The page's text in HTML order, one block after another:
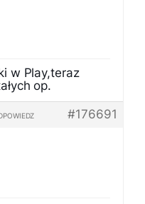
w Play,teraz
op.
#176691